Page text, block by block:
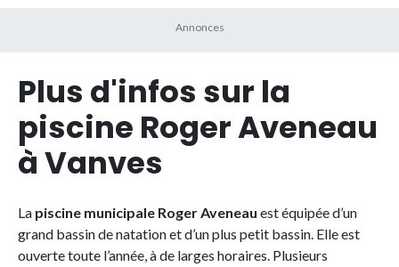
Plus d'infos sur la
piscine Roger Aveneau
à Vanves
La piscine municipale Roger Aveneau est équipée d’un
grand bassin de natation et d’un plus petit bassin. Elle est
ouverte toute l’année, à de larges horaires. Plusieurs